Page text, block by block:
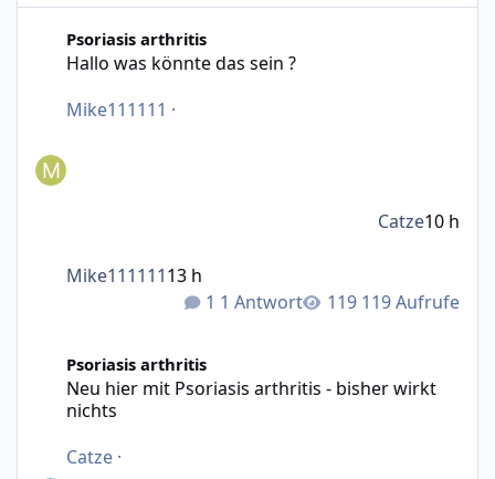
Psoriasis arthritis
Hallo was könnte das sein ?
Mike111111 ·
1 Antwort 119 Aufrufe
Mike11111113 h
Catze10 h
Psoriasis arthritis
Neu hier mit Psoriasis arthritis - bisher wirkt
nichts
Catze ·